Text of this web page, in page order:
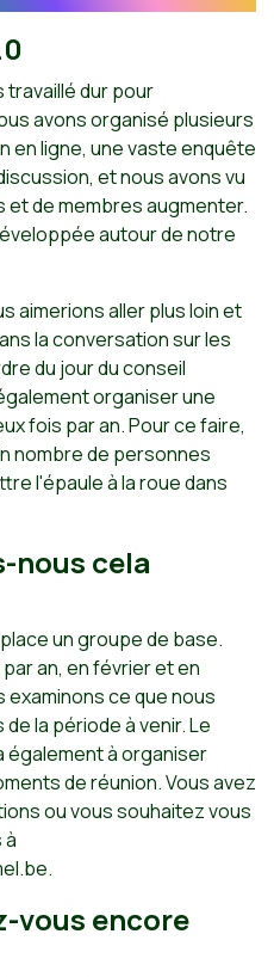
travaillé dur pour
avons organisé plusieurs
en ligne, une vaste enquête
et nous avons vu
et de membres augmenter.
autour de notre
aimerions aller plus loin et
la conversation sur les
du jour du conseil
organiser une
fois par an. Pour ce faire,
nombre de personnes
l'épaule à la roue dans
nous cela
un groupe de base.
an, en février et en
ce que nous
la période à venir. Le
également à organiser
de réunion. Vous avez
ou vous souhaitez vous
à
.
vous encore